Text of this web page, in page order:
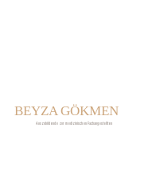
BEYZA GÖKMEN
Auszubildende zur medizinischen Fachangestellten